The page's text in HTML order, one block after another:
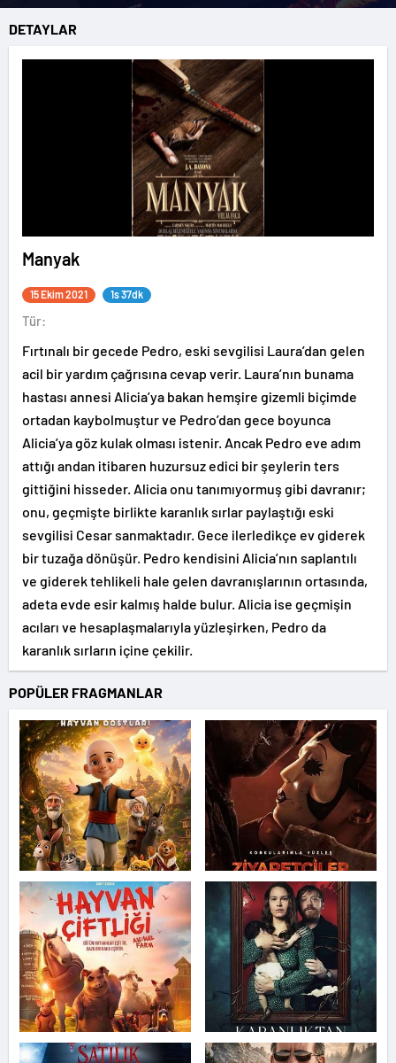
DETAYLAR
Manyak
15 Ekim 2021 1s 37dk
Tür:
Fırtınalı bir gecede Pedro, eski sevgilisi Laura’dan gelen
acil bir yardım çağrısına cevap verir. Laura’nın bunama
hastası annesi Alicia’ya bakan hemşire gizemli biçimde
ortadan kaybolmuştur ve Pedro’dan gece boyunca
Alicia’ya göz kulak olması istenir. Ancak Pedro eve adım
attığı andan itibaren huzursuz edici bir şeylerin ters
gittiğini hisseder. Alicia onu tanımıyormuş gibi davranır;
onu, geçmişte birlikte karanlık sırlar paylaştığı eski
sevgilisi Cesar sanmaktadır. Gece ilerledikçe ev giderek
bir tuzağa dönüşür. Pedro kendisini Alicia’nın saplantılı
ve giderek tehlikeli hale gelen davranışlarının ortasında,
adeta evde esir kalmış halde bulur. Alicia ise geçmişin
acıları ve hesaplaşmalarıyla yüzleşirken, Pedro da
karanlık sırların içine çekilir.
POPÜLER FRAGMANLAR